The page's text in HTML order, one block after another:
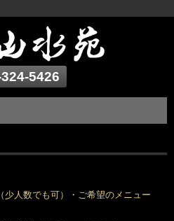
5426
人数でも可）・ご希望のメニュー